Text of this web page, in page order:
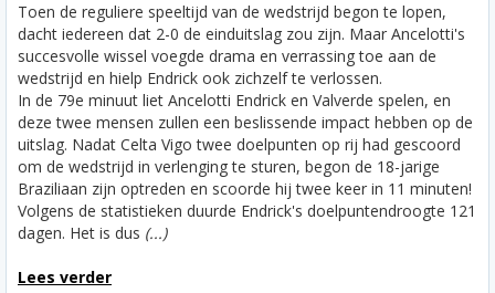
Toen de reguliere speeltijd van de wedstrijd begon te lopen,
dacht iedereen dat 2-0 de einduitslag zou zijn. Maar Ancelotti's
succesvolle wissel voegde drama en verrassing toe aan de
wedstrijd en hielp Endrick ook zichzelf te verlossen.
In de 79e minuut liet Ancelotti Endrick en Valverde spelen, en
deze twee mensen zullen een beslissende impact hebben op de
uitslag. Nadat Celta Vigo twee doelpunten op rij had gescoord
om de wedstrijd in verlenging te sturen, begon de 18-jarige
Braziliaan zijn optreden en scoorde hij twee keer in 11 minuten!
Volgens de statistieken duurde Endrick's doelpuntendroogte 121
dagen. Het is dus (...)
Lees verder